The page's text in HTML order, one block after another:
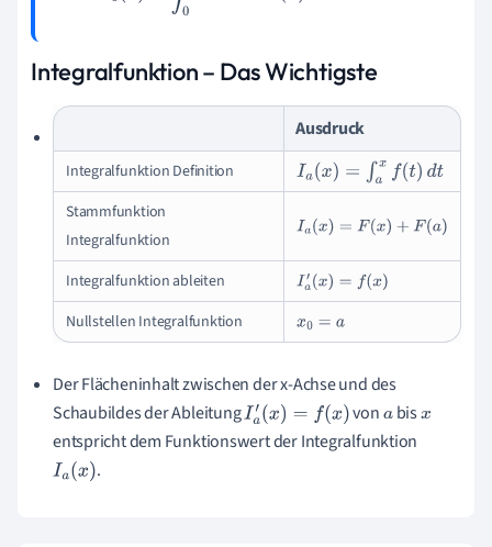
Integralfunktion – Das Wichtigste
Ausdruck
Integralfunktion Definition Ia(x)=∫ axf (t)d t
Stammfunktion
Integralfunktion
Ia(x)=F (x) +F(a)
Integralfunktion ableiten Ia′(x)= (x)
Nullstellen Integralfunktion
x0= a
Der Flächeninhalt zwischen der x-Achse und des
Schaubildes der AbleitungIa′(x)= (x) vonabisx
entspricht dem Funktionswert der Integralfunktion
Ia(x) .